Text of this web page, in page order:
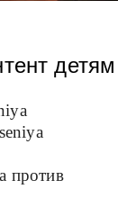
детям
против